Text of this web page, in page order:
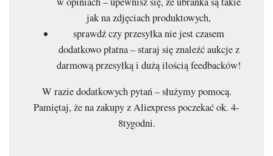
jak na zdjęciach produktowych,
sprawdź czy przesyłka nie jest czasem
dodatkowo płatna – staraj się znaleźć aukcje z
darmową przesyłką i dużą ilością feedbacków!
W razie dodatkowych pytań – służymy pomocą.
Pamiętaj, że na zakupy z Aliexpress poczekać ok. 4-
8tygodni.